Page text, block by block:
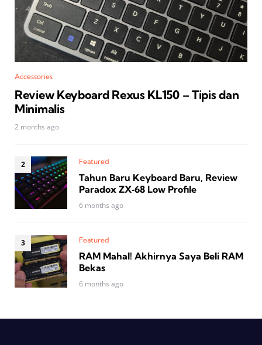
Accessories
Review Keyboard Rexus KL150 – Tipis dan
Minimalis
2 months ago
Featured
Tahun Baru Keyboard Baru, Review
Paradox ZX‑68 Low Profile
6 months ago
Featured
RAM Mahal! Akhirnya Saya Beli RAM
Bekas
6 months ago